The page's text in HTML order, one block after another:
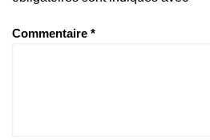
Commentaire *